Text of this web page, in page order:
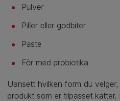
Pulver
Piller eller godbiter
Paste
Fôr med probiotika
Uansett hvilken form du
produkt som er tilpasset